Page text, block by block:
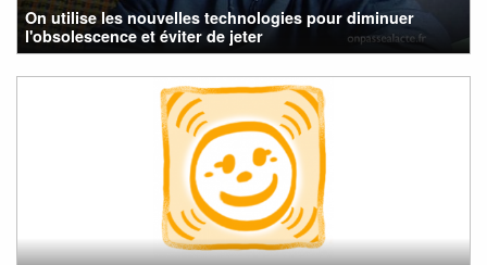
On utilise les nouvelles technologies pour diminuer
l'obsolescence et éviter de jeter